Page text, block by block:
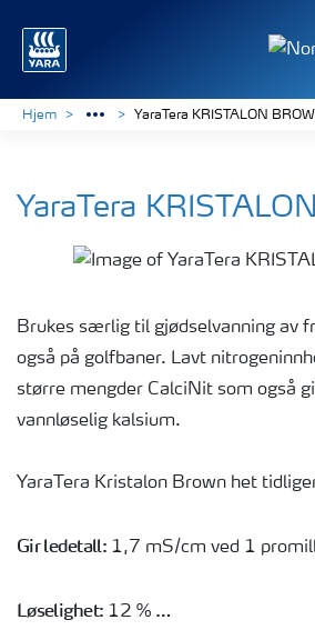
Hjem YaraTera KRISTALON
YaraTera
Brukes særlig til gjødselvanning av
også på golfbaner. Lavt
større mengder CalciNit som også gir rikelig
vannløselig kalsium.
YaraTera Kristalon Brown het
Gir ledetall: 1,7 mS/cm ved 1
Løselighet: 12 %